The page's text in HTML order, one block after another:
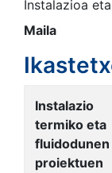
Instalazioa
Maila
Instalazio
termiko eta
fluidodunen
proiektuen